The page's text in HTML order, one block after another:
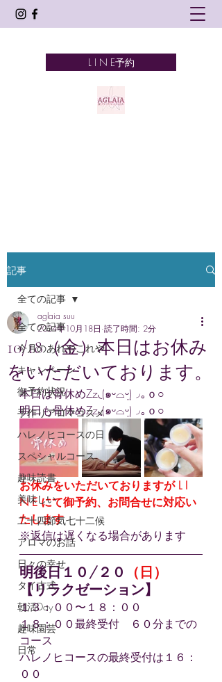
L I N E予約
記事
全ての記事
今月のあれやこれや
キャンペーン
御予約状況
手作りアロマコスメ
ハレノヒコースの日
スペシャルコース
趣味読書
美味しい
二十四節気七十二候
アロマのお話
日々の幸せ
タイ古式
朝活Day
趣味園芸
日常
全ての記事
10/18（金）本日はお休み
をいただいております。
aglaia suu
2024年10月18日 読了時間: 2分
本日は骨休めZz◟(๑ᵕ⌓ᵕ̤)◞｡ｏ○
明日も骨休めZz◟(๑ᵕ⌓ᵕ̤)◞｡ｏ○
お休みをいただいておりますが L I
N E にて御予約、お問合せに対応い
たします
※返信は遅くなる場合があります
明後日１０/２０
（日）
【リラクゼーション】
１３：００〜１８：００
１８：００最終受付　６０分までの
コース
ハレノヒコースの最終受付は１６：
００